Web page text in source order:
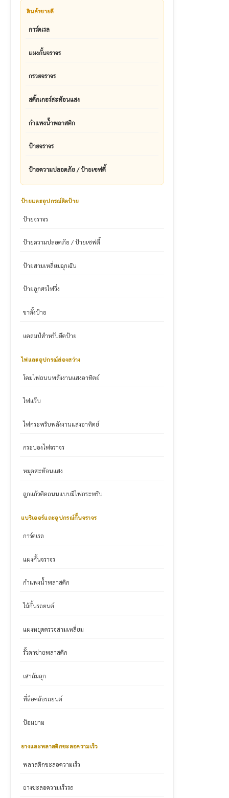
สินค้าขายดี
การ์ดเรล
แผงกั้นจราจร
กรวยจราจร
สติ๊กเกอร์สะท้อนแสง
กำแพงน้ำพลาสติก
ป้ายจราจร
ป้ายความปลอดภัย / ป้ายเซฟตี้
ป้ายและอุปกรณ์ติดป้าย
ป้ายจราจร
ป้ายความปลอดภัย / ป้ายเซฟตี้
ป้ายสามเหลี่ยมฉุกเฉิน
ป้ายลูกศรไฟวิ่ง
ขาตั้งป้าย
แคลมป์สำหรับยึดป้าย
ไฟและอุปกรณ์ส่องสว่าง
โคมไฟถนนพลังงานแสงอาทิตย์
ไฟแว๊บ
ไฟกระพริบพลังงานแสงอาทิตย์
กระบองไฟจราจร
หมุดสะท้อนแสง
ลูกแก้วติดถนนแบบมีไฟกระพริบ
แบริเออร์และอุปกรณ์กั้นจราจร
การ์ดเรล
แผงกั้นจราจร
กำแพงน้ำพลาสติก
ไม้กั้นรถยนต์
แผงหยุดตรวจสามเหลี่ยม
รั้วตาข่ายพลาสติก
เสาล้มลุก
ที่ล็อคล้อรถยนต์
ป้อมยาม
ยางและพลาสติกชะลอความเร็ว
พลาสติกชะลอความเร็ว
ยางชะลอความเร็วรถ